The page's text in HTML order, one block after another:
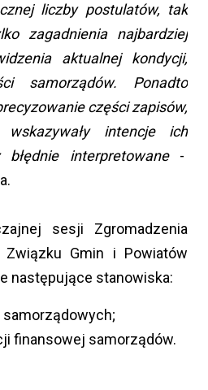
liczby postulatów, tak
zagadnienia najbardziej
aktualnej kondycji,
samorządów. Ponadto
części zapisów,
wskazywały intencje ich
interpretowane-
sesji Zgromadzenia
Związku Gmin i Powiatów
następujące stanowiska:
finansowej samorządów.